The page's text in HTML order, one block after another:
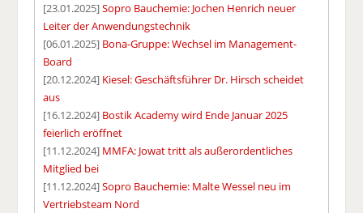
[23.01.2025]Sopro Bauchemie: Jochen Henrich neuer
Leiter der Anwendungstechnik
[06.01.2025] Bona-Gruppe: Wechsel im Management-
Board
[20.12.2024] Kiesel: Geschäftsführer Dr. Hirsch scheidet
aus
[16.12.2024] Bostik Academy wird Ende Januar 2025
feierlich eröffnet
[11.12.2024] MMFA: Jowat tritt als außerordentliches
Mitglied bei
[11.12.2024]Sopro Bauchemie: Malte Wessel neu im
Vertriebsteam Nord